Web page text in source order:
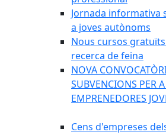
Jornada informativa
a joves autònoms
Nous cursos
recerca de feina
NOVA
SUBVENCIONS PER
EMPRENEDORES
Cens d'empreses